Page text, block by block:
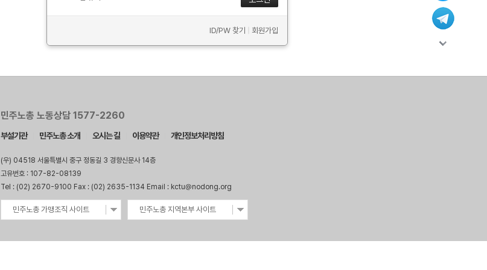
ID/PW 찾기 회원가입
민주노총 노동상담 1577-2260
부설기관 민주노총 소개 오시는 길 이용약관 개인정보처리방침
(우) 04518 서울특별시 중구 정동길 3 경향신문사 14층
고유번호 : 107-82-08139
Tel : (02) 2670-9100 Fax : (02) 2635-1134 Email : kctu@nodong.org
민주노총 가맹조직 사이트 민주노총 지역본부 사이트